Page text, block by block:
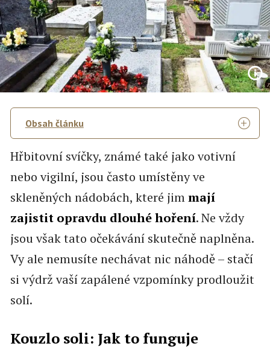
Obsah článku
Hřbitovní svíčky, známé také jako votivní
nebo vigilní, jsou často umístěny ve
skleněných nádobách, které jimmají
zajistit opravdu dlouhé hoření. Ne vždy
jsou však tato očekávání skutečně naplněna.
Vy ale nemusíte nechávat nic náhodě – stačí
si výdrž vaší zapálené vzpomínky prodloužit
solí.
Kouzlo soli: Jak to funguje